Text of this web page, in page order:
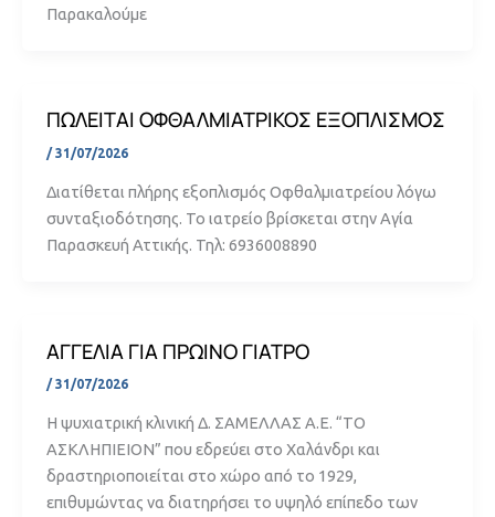
Παρακαλούμε
ΠΩΛΕΙΤΑΙ ΟΦΘΑΛΜΙΑΤΡΙΚΟΣ ΕΞΟΠΛΙΣΜΟΣ
/ 31/07/2026
Διατίθεται πλήρης εξοπλισμός Οφθαλμιατρείου λόγω
συνταξιοδότησης. Το ιατρείο βρίσκεται στην Αγία
Παρασκευή Αττικής. Τηλ: 6936008890
ΑΓΓΕΛΙΑ ΓΙΑ ΠΡΩΙΝΟ ΓΙΑΤΡΟ
/ 31/07/2026
Η ψυχιατρική κλινική Δ. ΣΑΜΕΛΛΑΣ Α.Ε. “ΤΟ
ΑΣΚΛΗΠΙΕΙΟΝ” που εδρεύει στο Χαλάνδρι και
δραστηριοποιείται στο χώρο από το 1929,
επιθυμώντας να διατηρήσει το υψηλό επίπεδο των